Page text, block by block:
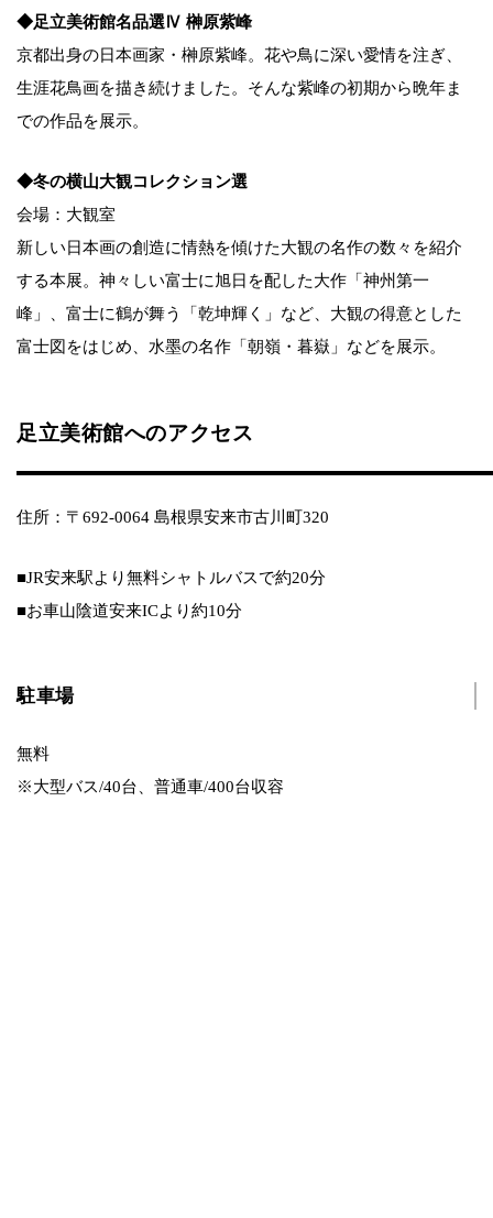
◆足立美術館名品選Ⅳ 榊原紫峰
京都出身の日本画家・榊原紫峰。花や鳥に深い愛情を注ぎ、
生涯花鳥画を描き続けました。そんな紫峰の初期から晩年ま
での作品を展示。
◆冬の横山大観コレクション選
会場：大観室
新しい日本画の創造に情熱を傾けた大観の名作の数々を紹介
する本展。神々しい富士に旭日を配した大作「神州第一
峰」、富士に鶴が舞う「乾坤輝く」など、大観の得意とした
富士図をはじめ、水墨の名作「朝嶺・暮嶽」などを展示。
足立美術館へのアクセス
住所：〒692-0064 島根県安来市古川町320
■JR安来駅より無料シャトルバスで約20分
■お車山陰道安来ICより約10分
駐車場
無料
※大型バス/40台、普通車/400台収容